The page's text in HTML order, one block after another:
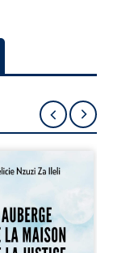
de la
témoignage
au
parcours